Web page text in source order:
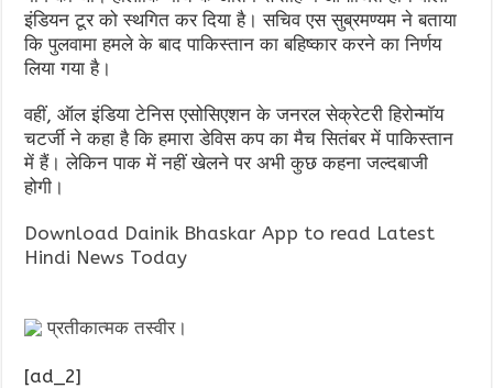
इंडियन टूर को स्थगित कर दिया है। सचिव एस सुब्रमण्यम ने बताया
कि पुलवामा हमले के बाद पाकिस्तान का बहिष्कार करने का निर्णय
लिया गया है।
वहीं, ऑल इंडिया टेनिस एसोसिएशन के जनरल सेक्रेटरी हिरोन्मॉय
चटर्जी ने कहा है कि हमारा डेविस कप का मैच सितंबर में पाकिस्तान
में हैं। लेकिन पाक में नहीं खेलने पर अभी कुछ कहना जल्दबाजी
होगी।
Download Dainik Bhaskar App to read Latest
Hindi News Today
प्रतीकात्मक तस्वीर।
[ad_2]